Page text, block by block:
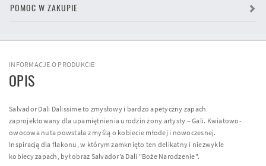
POMOC W ZAKUPIE
INFORMACJE O PRODUKCIE
OPIS
Salvador Dali Dalissime to zmysłowy i bardzo apetyczny zapach
zaprojektowany dla upamiętnienia urodzin żony artysty – Gali. Kwiatowo-
owocowa nuta powstała z myślą o kobiecie młodej i nowoczesnej.
Inspiracją dla flakonu, w którym zamknięto ten delikatny i niezwykle
kobiecy zapach, był obraz Salvador’a Dali "Boże Narodzenie".